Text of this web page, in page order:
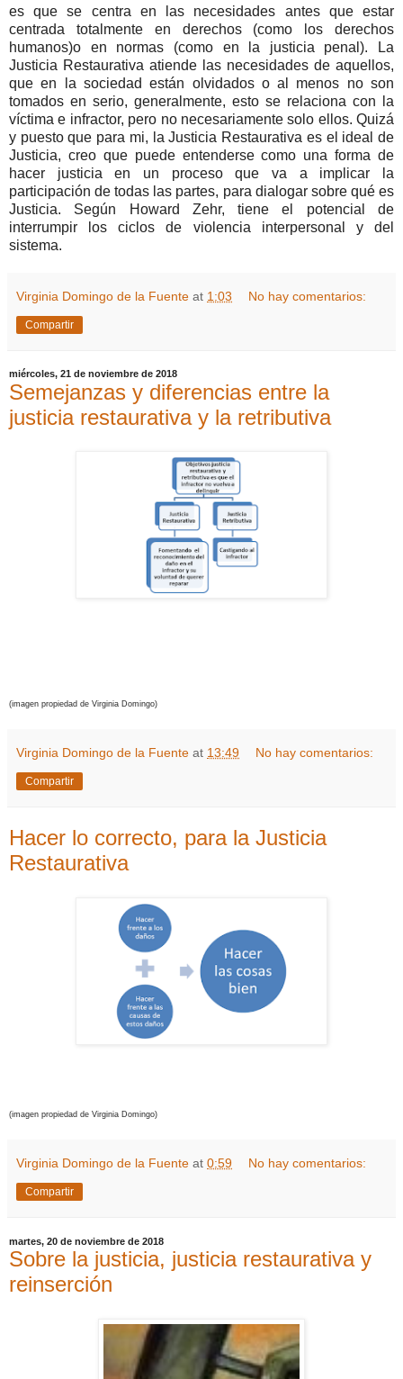
es que se centra en las necesidades antes que estar
centrada totalmente en derechos (como los derechos
humanos)o en normas (como en la justicia penal). La
Justicia Restaurativa atiende las necesidades de aquellos,
que en la sociedad están olvidados o al menos no son
tomados en serio, generalmente, esto se relaciona con la
víctima e infractor, pero no necesariamente solo ellos. Quizá
y puesto que para mi, la Justicia Restaurativa es el ideal de
Justicia, creo que puede entenderse como una forma de
hacer justicia en un proceso que va a implicar la
participación de todas las partes, para dialogar sobre qué es
Justicia. Según Howard Zehr, tiene el potencial de
interrumpir los ciclos de violencia interpersonal y del
sistema.
Virginia Domingo de la Fuente at 1:03 No hay comentarios:
Compartir
miércoles, 21 de noviembre de 2018
Semejanzas y diferencias entre la
justicia restaurativa y la retributiva
(imagen propiedad de Virginia Domingo)
Virginia Domingo de la Fuente at 13:49 No hay comentarios:
Compartir
Hacer lo correcto, para la Justicia
Restaurativa
(imagen propiedad de Virginia Domingo)
Virginia Domingo de la Fuente at 0:59 No hay comentarios:
Compartir
martes, 20 de noviembre de 2018
Sobre la justicia, justicia restaurativa y
reinserción